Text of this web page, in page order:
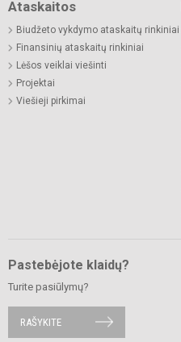
Ataskaitos
Biudžeto vykdymo ataskaitų rinkiniai
Finansinių ataskaitų rinkiniai
Lėšos veiklai viešinti
Projektai
Viešieji pirkimai
Pastebėjote klaidų?
Turite pasiūlymų?
RAŠYKITE